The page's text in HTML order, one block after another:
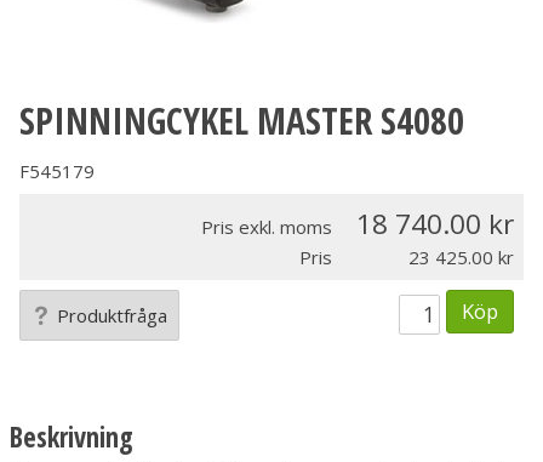
SPINNINGCYKEL MASTER S4080
F545179
Pris exkl. moms 18 740.00
Pris 23 425.00
Produktfråga Köp
Beskrivning